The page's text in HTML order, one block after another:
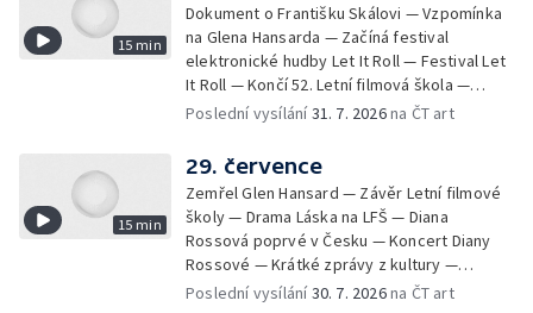
15 min
Dokument o Františku Skálovi — Vzpomínka
na Glena Hansarda — Začíná festival
elektronické hudby Let It Roll — Festival Let
It Roll — Končí 52. Letní filmová škola —
Krátké zprávy z kultury — Rekonstrukce
Poslední vysílání31. 7. 2026na ČT art
15 min
29. července
Zemřel Glen Hansard — Závěr Letní filmové
školy — Drama Láska na LFŠ — Diana
Rossová poprvé v Česku — Koncert Diany
Rossové — Krátké zprávy z kultury —
Výstavy o proměnách Prahy — Zahajení
Poslední vysílání30. 7. 2026na ČT art